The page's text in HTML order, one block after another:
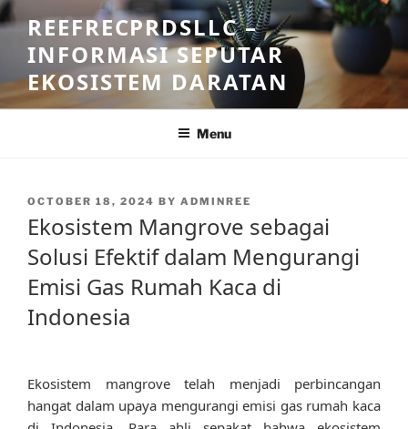
Skip
to
content
REEFRECPRDSLLC –
INFORMASI SEPUTAR
EKOSISTEM DARATAN
Menu
POSTED
ON
OCTOBER 18, 2024 BY ADMINREE
Ekosistem Mangrove sebagai
Solusi Efektif dalam Mengurangi
Emisi Gas Rumah Kaca di
Indonesia
Ekosistem mangrove telah menjadi perbincangan
hangat dalam upaya mengurangi emisi gas rumah kaca